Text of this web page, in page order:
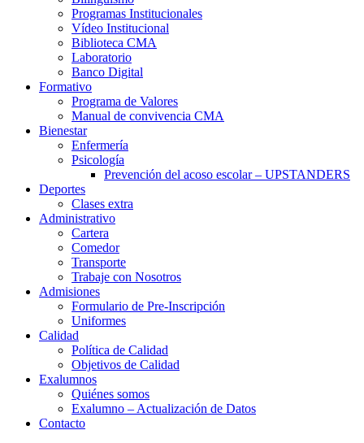
Programas Institucionales
Vídeo Institucional
Biblioteca CMA
Laboratorio
Banco Digital
Formativo
Programa de Valores
Manual de convivencia CMA
Bienestar
Enfermería
Psicología
Prevención del acoso escolar – UPSTANDERS
Deportes
Clases extra
Administrativo
Cartera
Comedor
Transporte
Trabaje con Nosotros
Admisiones
Formulario de Pre-Inscripción
Uniformes
Calidad
Política de Calidad
Objetivos de Calidad
Exalumnos
Quiénes somos
Exalumno – Actualización de Datos
Contacto